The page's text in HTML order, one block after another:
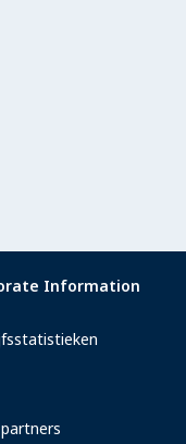
Information